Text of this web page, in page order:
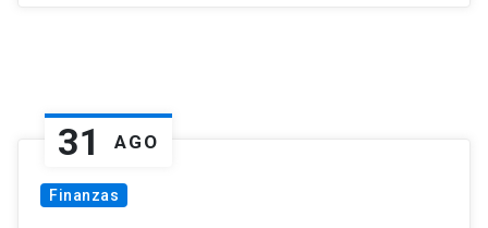
31 AGO
Finanzas